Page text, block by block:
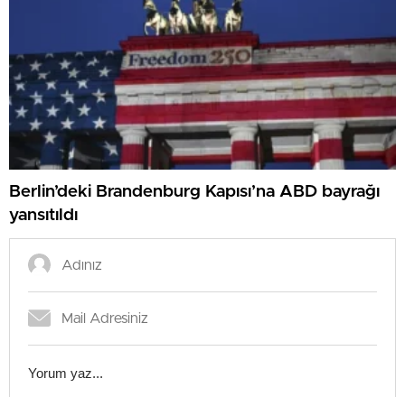
Berlin’deki Brandenburg Kapısı’na ABD bayrağı
yansıtıldı